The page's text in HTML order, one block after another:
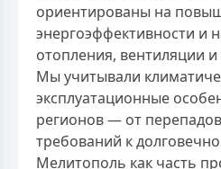
ориентированы на
энергоэффективности и
отопления, вентиляции
Мы учитывали
эксплуатационные
регионов — от
требований к
Мелитополь как часть